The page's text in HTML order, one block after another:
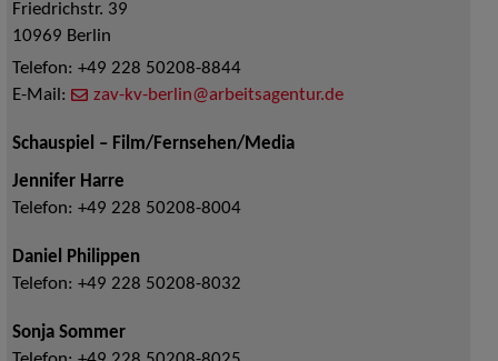
Friedrichstr. 39
10969 Berlin
Telefon: +49 228 50208-8844
E-Mail:
zav-kv-berlin@arbeitsagentur.de
Schauspiel – Film/Fernsehen/Media
Jennifer Harre
Telefon: +49 228 50208-8004
Daniel Philippen
Telefon: +49 228 50208-8032
Sonja Sommer